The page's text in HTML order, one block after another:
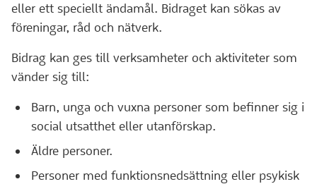
eller ett speciellt ändamål. Bidraget kan sökas av
föreningar, råd och nätverk.
Bidrag kan ges till verksamheter och aktiviteter som
vänder sig till:
Barn, unga och vuxna personer som befinner sig i
social utsatthet eller utanförskap.
Äldre personer.
Personer med funktionsnedsättning eller psykisk